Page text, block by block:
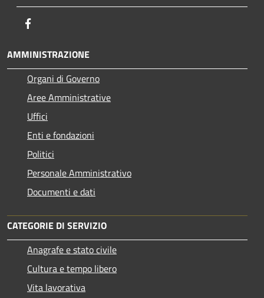
AMMINISTRAZIONE
Organi di Governo
Aree Amministrative
Uffici
Enti e fondazioni
Politici
Personale Amministrativo
Documenti e dati
CATEGORIE DI SERVIZIO
Anagrafe e stato civile
Cultura e tempo libero
Vita lavorativa